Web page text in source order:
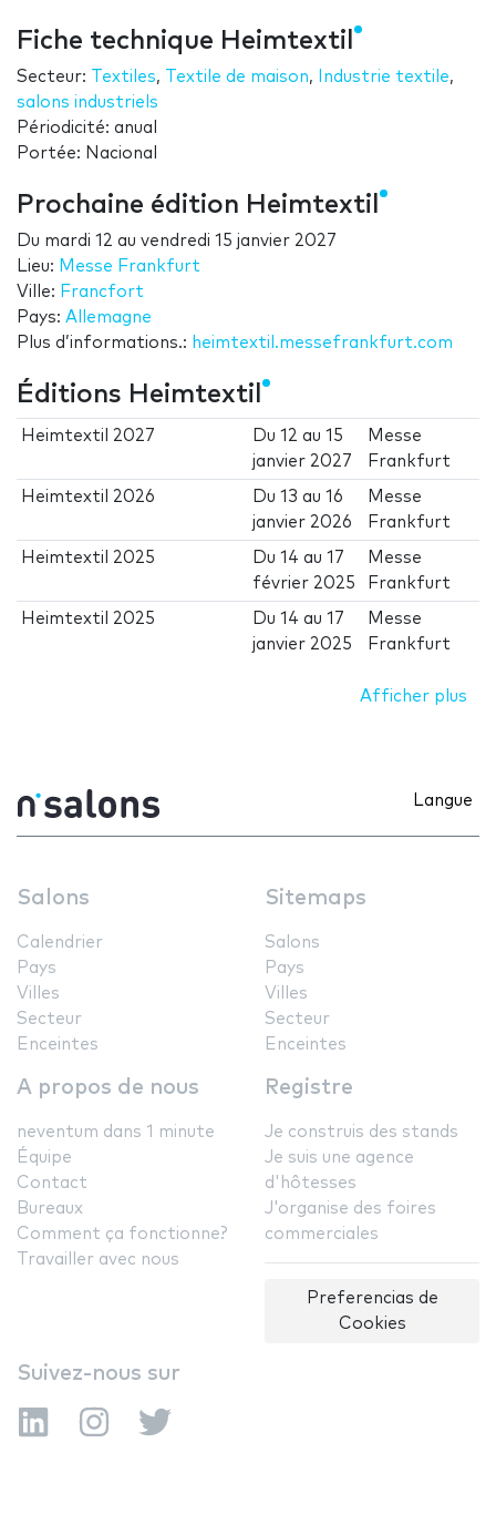
Fiche technique Heimtextil
Secteur: Textiles, Textile de maison, Industrie textile,
salons industriels
Périodicité: anual
Portée: Nacional
Prochaine édition Heimtextil
Du mardi 12 au vendredi 15 janvier 2027
Lieu: Messe Frankfurt
Ville: Francfort
Pays: Allemagne
Plus d’informations.: heimtextil.messefrankfurt.com
Éditions Heimtextil
Heimtextil 2027 Du12 au15
janvier 2027
Messe
Frankfurt
Heimtextil 2026 Du13 au16
janvier 2026
Messe
Frankfurt
Heimtextil 2025 Du14 au17
février 2025
Messe
Frankfurt
Heimtextil 2025 Du14 au17
janvier 2025
Messe
Frankfurt
Afficher plus
Langue
Salons
Calendrier
Pays
Villes
Secteur
Enceintes
Sitemaps
Salons
Pays
Villes
Secteur
Enceintes
A propos de nous
neventum dans 1 minute
Équipe
Contact
Bureaux
Comment ça fonctionne?
Travailler avec nous
Registre
Je construis des stands
Je suis une agence
d'hôtesses
J'organise des foires
commerciales
Preferencias de
Cookies
Suivez-nous sur